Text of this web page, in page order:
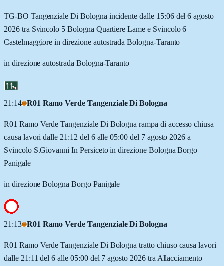
TG-BO Tangenziale Di Bologna incidente dalle 15:06 del 6 agosto
2026 tra Svincolo 5 Bologna Quartiere Lame e Svincolo 6
Castelmaggiore in direzione autostrada Bologna-Taranto
in direzione autostrada Bologna-Taranto
21:14 R01 Ramo Verde Tangenziale Di Bologna
R01 Ramo Verde Tangenziale Di Bologna rampa di accesso chiusa
causa lavori dalle 21:12 del 6 alle 05:00 del 7 agosto 2026 a
Svincolo S.Giovanni In Persiceto in direzione Bologna Borgo
Panigale
in direzione Bologna Borgo Panigale
21:13 R01 Ramo Verde Tangenziale Di Bologna
R01 Ramo Verde Tangenziale Di Bologna tratto chiuso causa lavori
dalle 21:11 del 6 alle 05:00 del 7 agosto 2026 tra Allacciamento